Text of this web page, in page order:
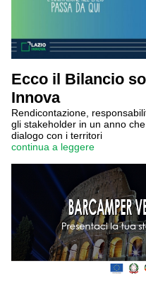
Ecco il Bilancio
Innova
Rendicontazione,
gli stakeholder in un anno
dialogo con i territori
continua a leggere